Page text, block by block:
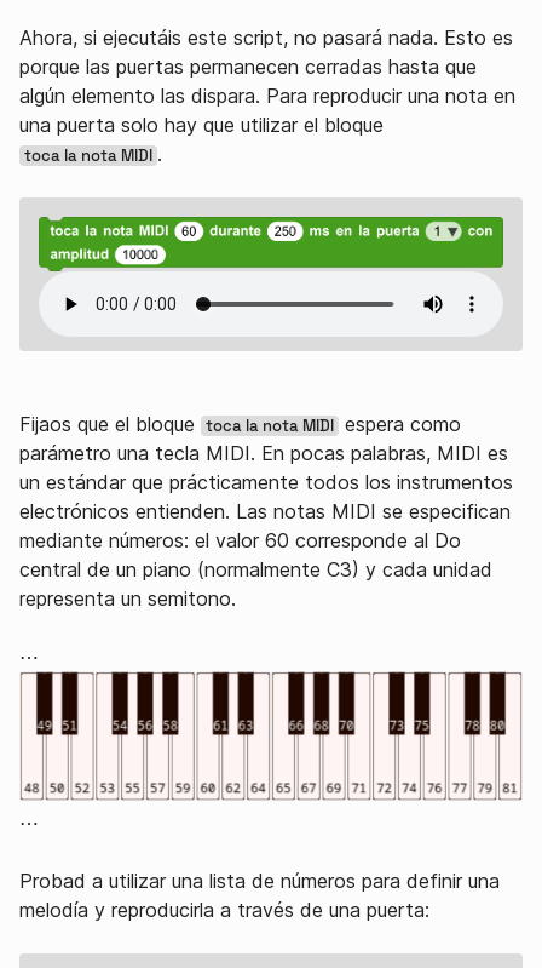
Ahora, si ejecutáis este script, no pasará nada. Esto es
porque las puertas permanecen cerradas hasta que
algún elemento las dispara. Para reproducir una nota en
una puerta solo hay que utilizar el bloque
toca la nota MIDI .
Fijaos que el bloque toca la nota MIDI espera como
parámetro una tecla MIDI. En pocas palabras, MIDI es
un estándar que prácticamente todos los instrumentos
electrónicos entienden. Las notas MIDI se especifican
mediante números: el valor 60 corresponde al Do
central de un piano (normalmente C3) y cada unidad
representa un semitono.
⋯
⋯
Probad a utilizar una lista de números para definir una
melodía y reproducirla a través de una puerta: